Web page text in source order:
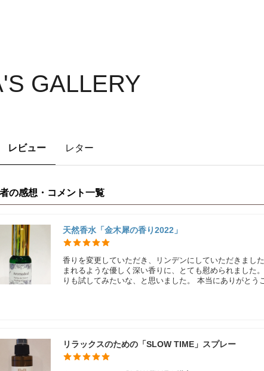
GALLERY
レビュー レター
の感想・コメント一覧
天然香水「金木犀の香り2022」
香りを変更していただき、リンデンにしていただきまし
まれるような優しく深い香りに、とても慰められました
りも試してみたいな、と思いました。 本当にありがとう
リラックスのための「SLOW TIME」スプレー